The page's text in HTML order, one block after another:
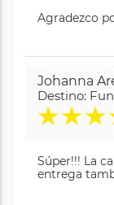
Agradezco
Johanna
Destino:
★★★
Súper!!! La
entrega